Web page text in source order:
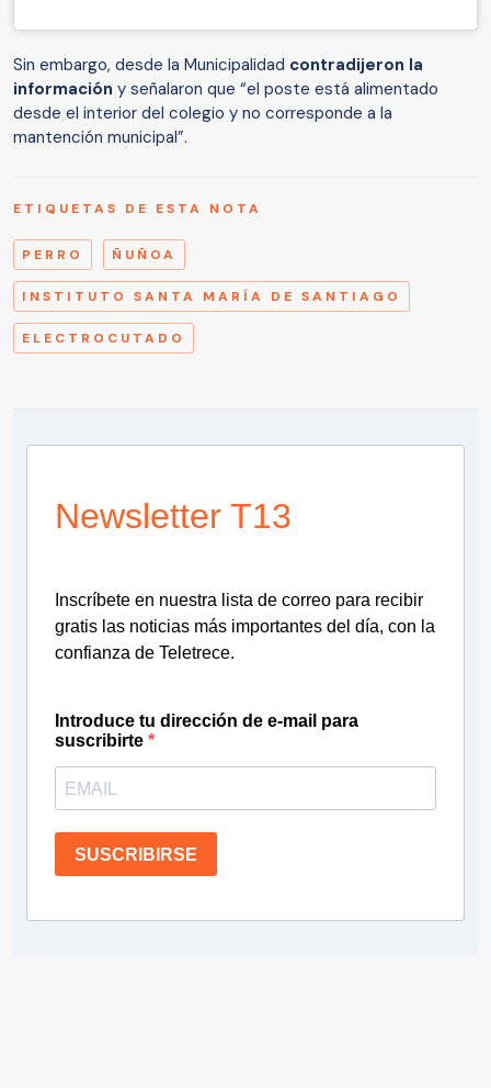
Sin embargo, desde la Municipalidad contradijeron la
información y señalaron que “el poste está alimentado
desde el interior del colegio y no corresponde a la
mantención municipal”.
ETIQUETAS DE ESTA NOTA
PERRO ÑUÑOA
INSTITUTO SANTA MARÍA DE SANTIAGO
ELECTROCUTADO
Newsletter T13
Inscríbete en nuestra lista de correo para recibir
gratis las noticias más importantes del día, con la
confianza de Teletrece.
Introduce tu dirección de e-mail para
suscribirte
SUSCRIBIRSE